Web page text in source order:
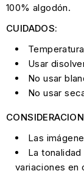
100% algodón.
CUIDADOS:
Usar
No usar
No usar
Las
La
variaciones en